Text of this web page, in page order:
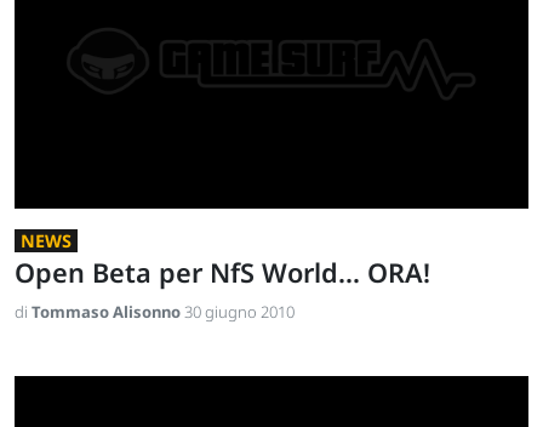
NEWS
Open Beta per NfS World... ORA!
di Tommaso Alisonno30 giugno 2010